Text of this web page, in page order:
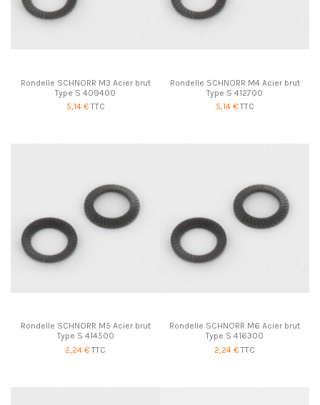
Rondelle SCHNORR M3 Acier brut
Type S 409400
5,14 €TTC
Rondelle SCHNORR M4 Acier brut
Type S 412700
5,14 €TTC
Rondelle SCHNORR M5 Acier brut
Type S 414500
2,24 €TTC
Rondelle SCHNORR M6 Acier brut
Type S 416300
2,24 €TTC